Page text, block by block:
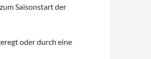
Saisonstart der
oder durch eine